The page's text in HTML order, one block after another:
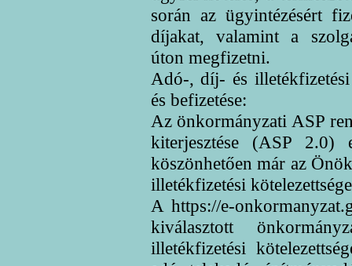
során az ügyintézésért
díjakat, valamint a
úton megfizetni.
Adó-, díj- és illetékfizetési
és befizetése:
Az önkormányzati ASP
kiterjesztése (ASP 2.0)
köszönhetően már az
illetékfizetési
A https://e-
kiválasztott
illetékfizetési